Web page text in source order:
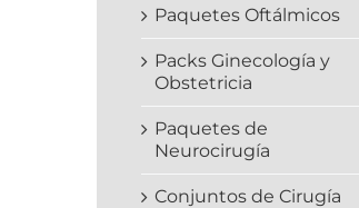
Paquetes Oftálmicos
Packs Ginecología y
Obstetricia
Paquetes de
Neurocirugía
Conjuntos de Cirugía